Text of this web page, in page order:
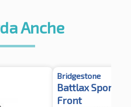
Anche
Bridgestone
Battlax Sport
Front